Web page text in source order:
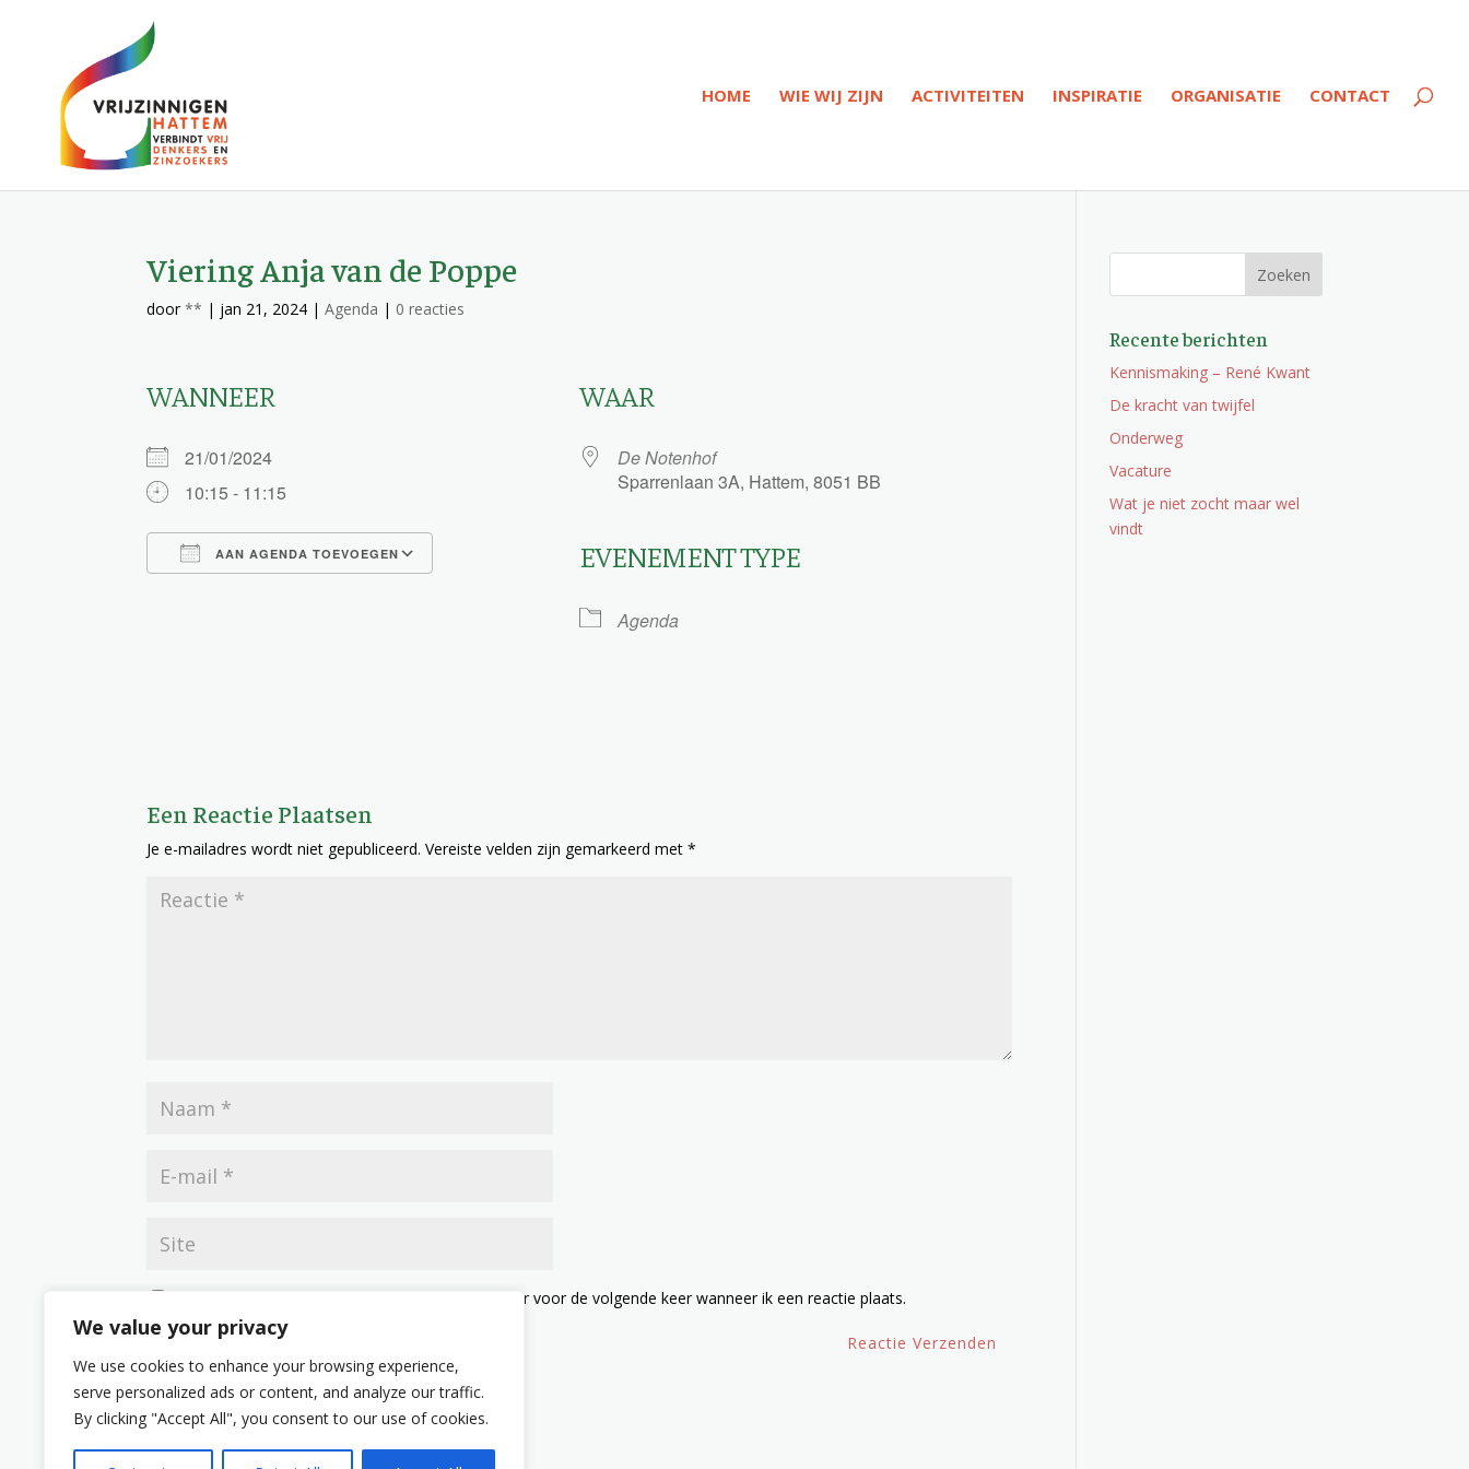
We value your privacy
We use cookies to enhance your browsing experience,
serve personalized ads or content, and analyze our traffic.
By clicking "Accept All", you consent to our use of cookies.
HOME WIE WIJ ZIJN ACTIVITEITEN INSPIRATIE ORGANISATIE CONTACT
Viering Anja van de Poppe
door** | jan 21, 2024 |Agenda | 0 reacties
WANNEER
21/01/2024
10:15 - 11:15
AAN AGENDA TOEVOEGEN
WAAR
De Notenhof
Sparrenlaan 3A, Hattem, 8051 BB
EVENEMENT TYPE
Agenda
Een Reactie Plaatsen
Je e-mailadres wordt niet gepubliceerd. Vereiste velden zijn gemarkeerd met*
Mijn naam, e-mail en site opslaan in deze browser voor de volgende keer wanneer ik een reactie plaats.
Recente berichten
Kennismaking – René Kwant
De kracht van twijfel
Onderweg
Vacature
Wat je niet zocht maar wel
vindt